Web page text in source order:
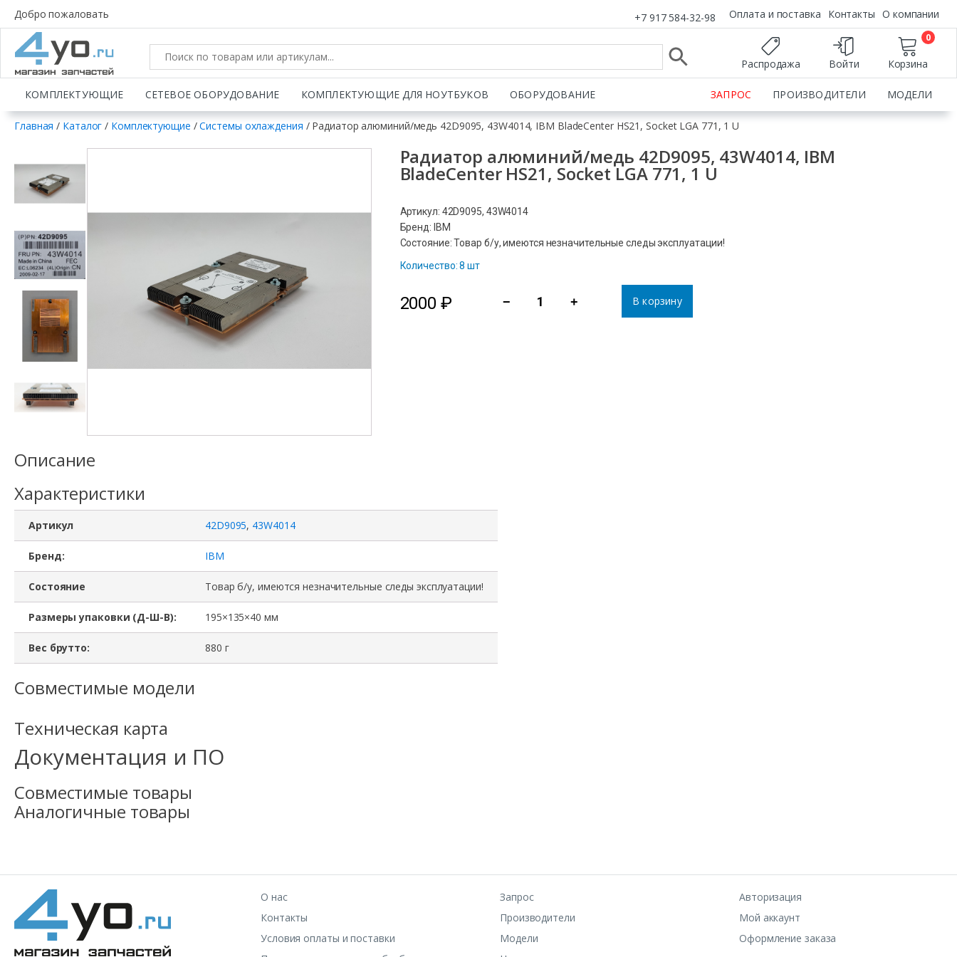
Добро пожаловать +7 917 584-32-98 Оплата и поставка Контакты О компании
Распродажа Войти Корзина
0
КОМПЛЕКТУЮЩИЕ СЕТЕВОЕ ОБОРУДОВАНИЕ КОМПЛЕКТУЮЩИЕ ДЛЯ НОУТБУКОВ ОБОРУДОВАНИЕ ЗАПРОС ПРОИЗВОДИТЕЛИ МОДЕЛИ
Главная / Каталог / Комплектующие /Системы охлаждения / Радиатор алюминий/медь 42D9095, 43W4014, IBM BladeCenter HS21, Socket LGA 771, 1 U
Радиатор алюминий/медь 42D9095, 43W4014, IBM
BladeCenter HS21, Socket LGA 771, 1 U
Артикул: 42D9095, 43W4014
Бренд: IBM
Состояние: Товар б/у, имеются незначительные следы эксплуатации!
Количество: 8 шт
2000₽ −
Количество+ В корзину
Описание
Характеристики
Артикул 42D9095, 43W4014
Бренд: IBM
Состояние Товар б/у, имеются незначительные следы эксплуатации!
Размеры упаковки (Д-Ш-В): 195×135×40 мм
Вес брутто: 880 г
Совместимые модели
Техническая карта
Документация и ПО
Совместимые товары
Аналогичные товары
О нас
Контакты
Условия оплаты и поставки
Запрос
Производители
Модели
Авторизация
Мой аккаунт
Оформление заказа